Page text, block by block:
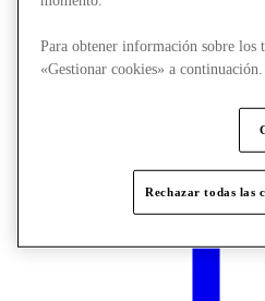
Para obtener información sobre los
«Gestionar cookies» a continuación.
Rechazar todas las